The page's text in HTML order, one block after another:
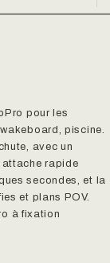
pour les
piscine.
avec un
attache rapide
secondes, et la
et plans POV.
à fixation